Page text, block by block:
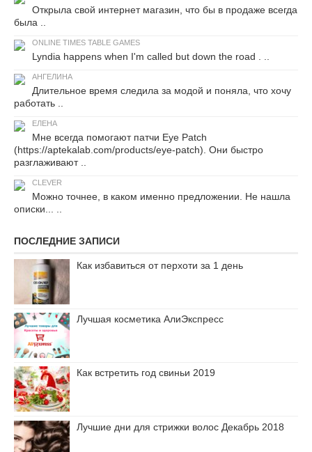
Открыла свой интернет магазин, что бы в продаже всегда
была ..
ONLINE TIMES TABLE GAMES
Lyndia happens when I'm called but down the road . ..
АНГЕЛИНА
Длительное время следила за модой и поняла, что хочу
работать ..
ЕЛЕНА
Мне всегда помогают патчи Eye Patch
(https://aptekalab.com/products/eye-patch). Они быстро
разглаживают ..
CLEVER
Можно точнее, в каком именно предложении. Не нашла
описки... ..
ПОСЛЕДНИЕ ЗАПИСИ
Как избавиться от перхоти за 1 день
Лучшая косметика АлиЭкспресс
Как встретить год свиньи 2019
Лучшие дни для стрижки волос Декабрь 2018